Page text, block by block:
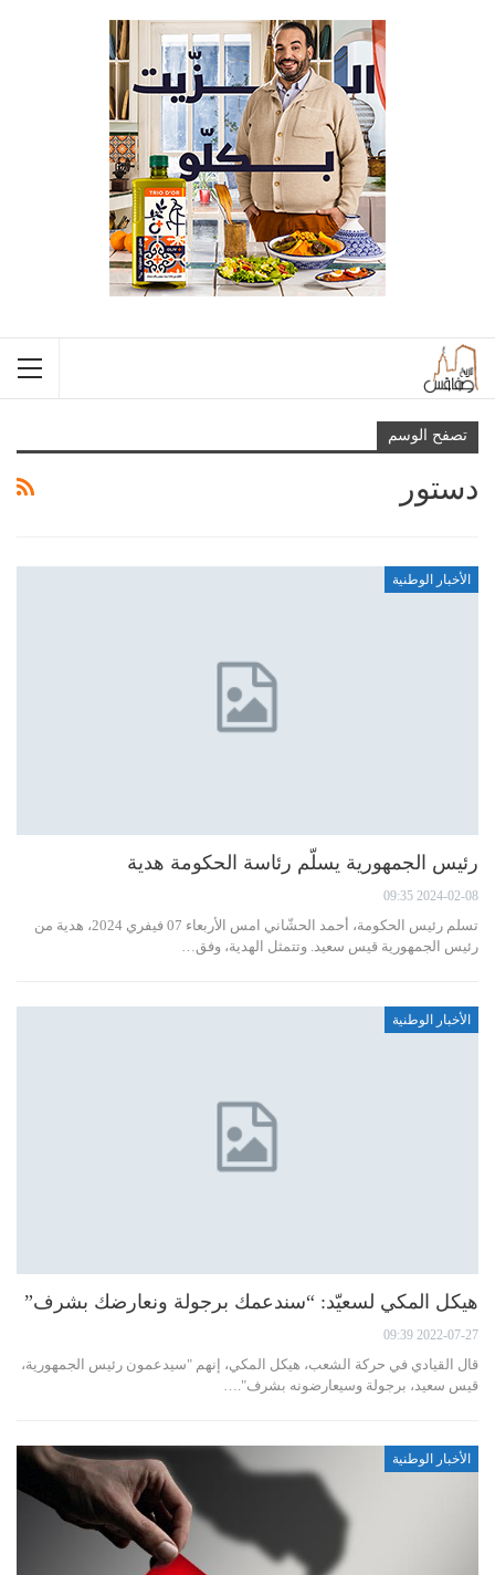
تصفح الوسم
دستور
الأخبار الوطنية
رئيس الجمهورية يسلّم رئاسة الحكومة هدية
2024-02-08 09:35
تسلم رئيس الحكومة، أحمد الحشّاني امس الأربعاء 07 فيفري 2024، هدية من
رئيس الجمهورية قيس سعيد. وتتمثل الهدية، وفق…
الأخبار الوطنية
هيكل المكي لسعيّد: “سندعمك برجولة ونعارضك بشرف”
2022-07-27 09:39
قال القيادي في حركة الشعب، هيكل المكي، إنهم "سيدعمون رئيس الجمهورية،
قيس سعيد، برجولة وسيعارضونه بشرف".…
الأخبار الوطنية